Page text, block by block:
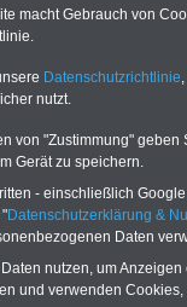
Vergleich Gesetzliche
Krankenkassen
Vorteile der Privaten
Krankenversicherung
zur
macht Gebrauch von
Datenschutzrichtlinie
nutzt.
von "Zustimmung"
Gerät zu speichern.
- einschließlich
Datenschutzerklärung &
Daten
nutzen, um
und verwenden